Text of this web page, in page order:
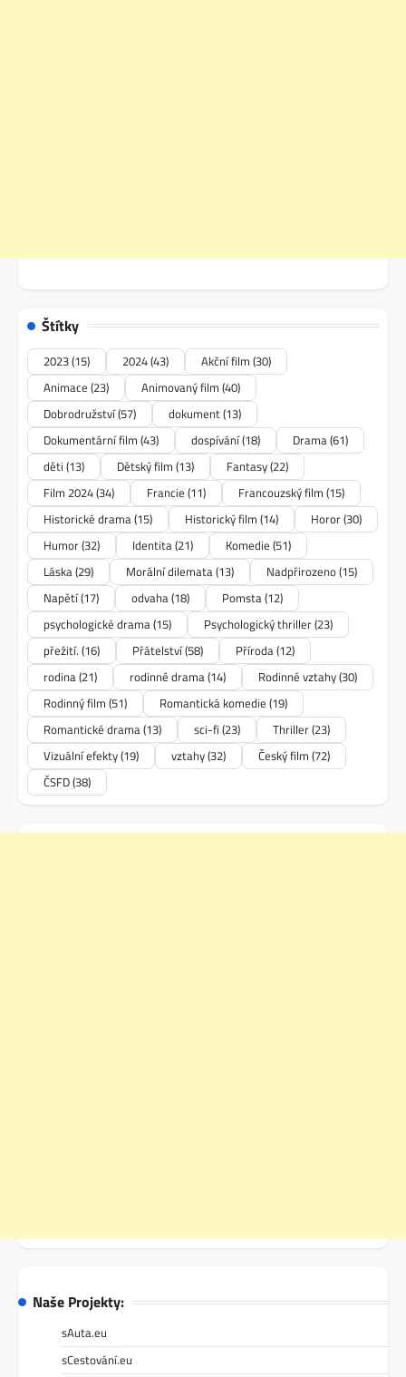
Štítky
2023(15) 2024(43) Akční film (30)
Animace (23) Animovaný film (40)
Dobrodružství(57) dokument(13)
Dokumentární film (43) dospívání(18) Drama(61)
děti (13) Dětský film (13) Fantasy(22)
Film 2024(34) Francie (11) Francouzský film (15)
Historické drama(15) Historický film (14) Horor(30)
Humor(32) Identita(21) Komedie (51)
Láska(29) Morální dilemata(13) Nadpřirozeno(15)
Napětí(17) odvaha(18) Pomsta(12)
psychologické drama(15) Psychologický thriller(23)
přežití. (16) Přátelství(58) Příroda(12)
rodina(21) rodinné drama(14) Rodinné vztahy(30)
Rodinný film (51) Romantická komedie (19)
Romantické drama(13) sci-fi (23) Thriller(23)
Vizuální efekty(19) vztahy(32) Český film (72)
ČSFD(38)
Naše Projekty:
sAuta.eu
sCestování.eu